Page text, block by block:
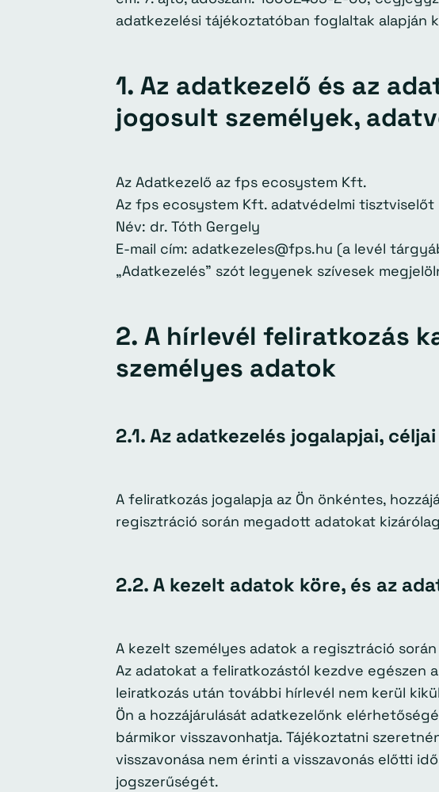
adatkezelési tájékoztatóban foglaltak alapján
1. Az adatkezelő és az
jogosult személyek,
Az Adatkezelő az fps ecosystem Kft.
Az fps ecosystem Kft. adatvédelmi tisztviselőt
Név: dr. Tóth Gergely
E-mail cím: adatkezeles@fps.hu (a levél
„Adatkezelés” szót legyenek szívesek
2. A hírlevél feliratkozás
személyes adatok
2.1. Az adatkezelés jogalapjai, céljai
A feliratkozás jogalapja az Ön önkéntes,
regisztráció során megadott adatokat
2.2. A kezelt adatok köre, és az
A kezelt személyes adatok a regisztráció
Az adatokat a feliratkozástól kezdve egészen
leiratkozás után további hírlevél nem kerül
Ön a hozzájárulását adatkezelőnk
bármikor visszavonhatja. Tájékoztatni
visszavonása nem érinti a visszavonás előtti
jogszerűségét.